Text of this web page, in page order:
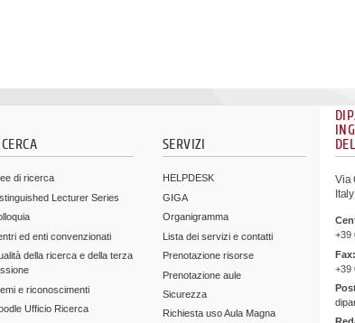
di ricerca
Lecturer Series
ed enti convenzionati
della ricerca e della terza
e riconoscimenti
Ufficio Ricerca
SERVIZI
HELPDESK
GIGA
Organigramma
Lista dei servizi e contatti
Prenotazione risorse
Prenotazione aule
Sicurezza
Richiesta uso Aula Magna
Via
Italy
+39
Fax:
+39